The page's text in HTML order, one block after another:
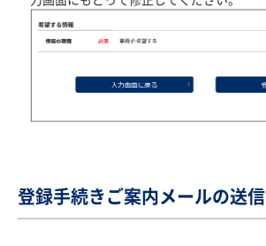
登録手続きご案内メールの送信